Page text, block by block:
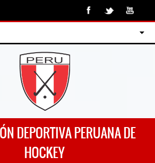
DEPORTIVA PERUANA DE
HOCKEY